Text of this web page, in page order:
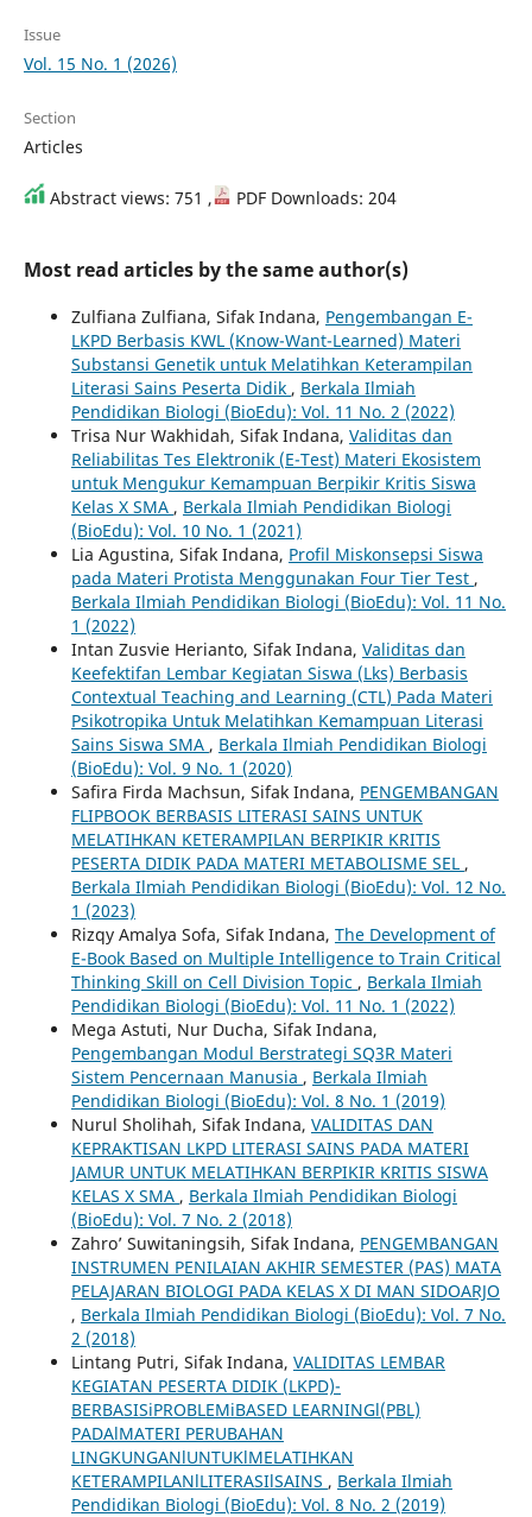
Issue
Vol. 15 No. 1 (2026)
Section
Articles
Abstract views: 751 , PDF Downloads: 204
Most read articles by the same author(s)
Zulfiana Zulfiana, Sifak Indana, Pengembangan E-
LKPD Berbasis KWL (Know-Want-Learned) Materi
Substansi Genetik untuk Melatihkan Keterampilan
Literasi Sains Peserta Didik , Berkala Ilmiah
Pendidikan Biologi (BioEdu): Vol. 11 No. 2 (2022)
Trisa Nur Wakhidah, Sifak Indana, Validitas dan
Reliabilitas Tes Elektronik (E-Test) Materi Ekosistem
untuk Mengukur Kemampuan Berpikir Kritis Siswa
Kelas X SMA , Berkala Ilmiah Pendidikan Biologi
(BioEdu): Vol. 10 No. 1 (2021)
Lia Agustina, Sifak Indana, Profil Miskonsepsi Siswa
pada Materi Protista Menggunakan Four Tier Test ,
Berkala Ilmiah Pendidikan Biologi (BioEdu): Vol. 11 No.
1 (2022)
Intan Zusvie Herianto, Sifak Indana, Validitas dan
Keefektifan Lembar Kegiatan Siswa (Lks) Berbasis
Contextual Teaching and Learning (CTL) Pada Materi
Psikotropika Untuk Melatihkan Kemampuan Literasi
Sains Siswa SMA , Berkala Ilmiah Pendidikan Biologi
(BioEdu): Vol. 9 No. 1 (2020)
Safira Firda Machsun, Sifak Indana, PENGEMBANGAN
FLIPBOOK BERBASIS LITERASI SAINS UNTUK
MELATIHKAN KETERAMPILAN BERPIKIR KRITIS
PESERTA DIDIK PADA MATERI METABOLISME SEL ,
Berkala Ilmiah Pendidikan Biologi (BioEdu): Vol. 12 No.
1 (2023)
Rizqy Amalya Sofa, Sifak Indana, The Development of
E-Book Based on Multiple Intelligence to Train Critical
Thinking Skill on Cell Division Topic , Berkala Ilmiah
Pendidikan Biologi (BioEdu): Vol. 11 No. 1 (2022)
Mega Astuti, Nur Ducha, Sifak Indana,
Pengembangan Modul Berstrategi SQ3R Materi
Sistem Pencernaan Manusia , Berkala Ilmiah
Pendidikan Biologi (BioEdu): Vol. 8 No. 1 (2019)
Nurul Sholihah, Sifak Indana, VALIDITAS DAN
KEPRAKTISAN LKPD LITERASI SAINS PADA MATERI
JAMUR UNTUK MELATIHKAN BERPIKIR KRITIS SISWA
KELAS X SMA , Berkala Ilmiah Pendidikan Biologi
(BioEdu): Vol. 7 No. 2 (2018)
Zahro’ Suwitaningsih, Sifak Indana, PENGEMBANGAN
INSTRUMEN PENILAIAN AKHIR SEMESTER (PAS) MATA
PELAJARAN BIOLOGI PADA KELAS X DI MAN SIDOARJO
, Berkala Ilmiah Pendidikan Biologi (BioEdu): Vol. 7 No.
2 (2018)
Lintang Putri, Sifak Indana, VALIDITAS LEMBAR
KEGIATAN PESERTA DIDIK (LKPD)-
BERBASISiPROBLEMiBASED LEARNINGl(PBL)
PADAlMATERI PERUBAHAN
LINGKUNGANlUNTUKlMELATIHKAN
KETERAMPILANlLITERASIlSAINS , Berkala Ilmiah
Pendidikan Biologi (BioEdu): Vol. 8 No. 2 (2019)